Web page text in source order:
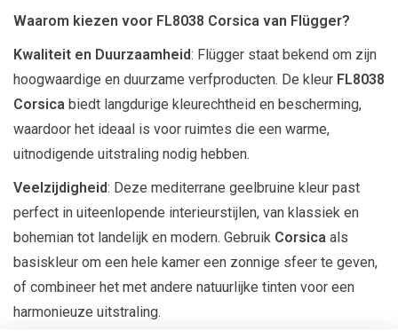
Waarom kiezen voor FL8038 Corsica van Flügger?
Kwaliteit en Duurzaamheid: Flügger staat bekend om zijn
hoogwaardige en duurzame verfproducten. De kleur FL8038
Corsica biedt langdurige kleurechtheid en bescherming,
waardoor het ideaal is voor ruimtes die een warme,
uitnodigende uitstraling nodig hebben.
Veelzijdigheid: Deze mediterrane geelbruine kleur past
perfect in uiteenlopende interieurstijlen, van klassiek en
bohemian tot landelijk en modern. Gebruik Corsica als
basiskleur om een hele kamer een zonnige sfeer te geven,
of combineer het met andere natuurlijke tinten voor een
harmonieuze uitstraling.